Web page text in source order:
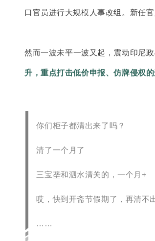
口官员进行大规模人事改组。新任
然而一波未平一波又起，震动印尼
升，重点打击低价申报、仿牌侵权
你们柜子都清出来了吗？
清了一个月了
三宝垄和泗水清关的，一个月+
哎，快到开斋节假期了，再清不
……